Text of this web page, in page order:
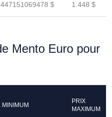
$ 1.448 $
Mento Euro pour
MINIMUM
PRIX
MAXIMUM